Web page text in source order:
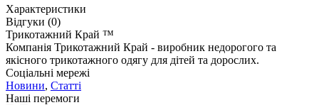
Характеристики
Відгуки (0)
Трикотажний Край ™
Компанія Трикотажний Край - виробник недорогого та
якісного трикотажного одягу для дітей та дорослих.
Соціальні мережі
Новини, Статті
Наші перемоги